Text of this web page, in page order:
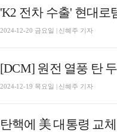
'K2 전차 수출' 현대
2024-12-20 금요일 | 신혜주 기자
[DCM] 원전 열풍 탄
2024-12-19 목요일 | 신혜주 기자
탄핵에 美 대통령 교